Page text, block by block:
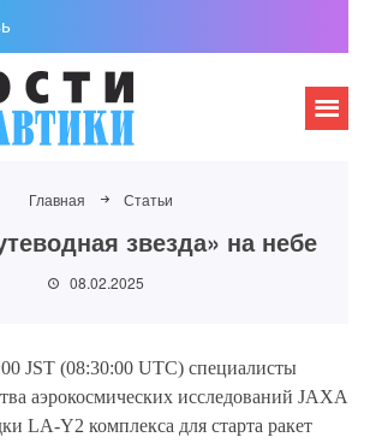
Главная Статьи
звезда» на небе
08.02.2025
JST (08:30:00 UTC) специалисты
аэрокосмических исследований JAXA
LA-Y2 комплекса для старта ракет